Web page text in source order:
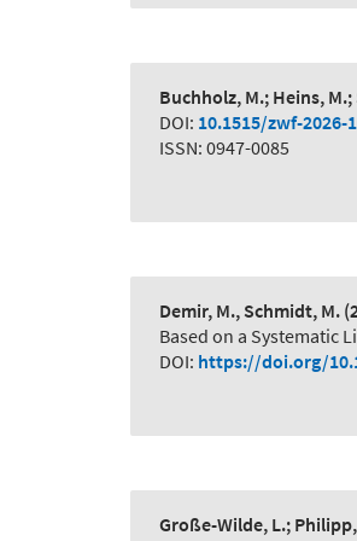
Buchholz, M.; Heins,
DOI: 10.1515/zwf-2026-
ISSN: 0947-0085
Demir, M., Schmidt, M.
Based on a Systematic
DOI: https://doi.org/
Große-Wilde, L.;